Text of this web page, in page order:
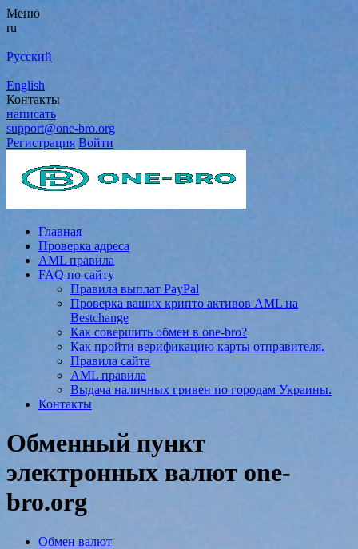
Меню
ru
Русский
English
Контакты
написать
support@one-bro.org
Регистрация Войти
Главная
Проверка адреса
AML правила
FAQ по сайту
Правила выплат PayPal
Проверка ваших крипто активов AML на
Bestchange
Как совершить обмен в one-bro?
Как пройти верификацию карты отправителя.
Правила сайта
AML правила
Выдача наличных гривен по городам Украины.
Контакты
Обменный пункт
электронных валют one-
bro.org
Обмен валют